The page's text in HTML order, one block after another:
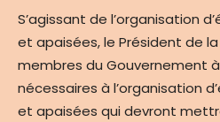
S’agissant de l’organisation
et apaisées, le Président de
membres du Gouvernement
nécessaires à l’organisation
et apaisées qui devront